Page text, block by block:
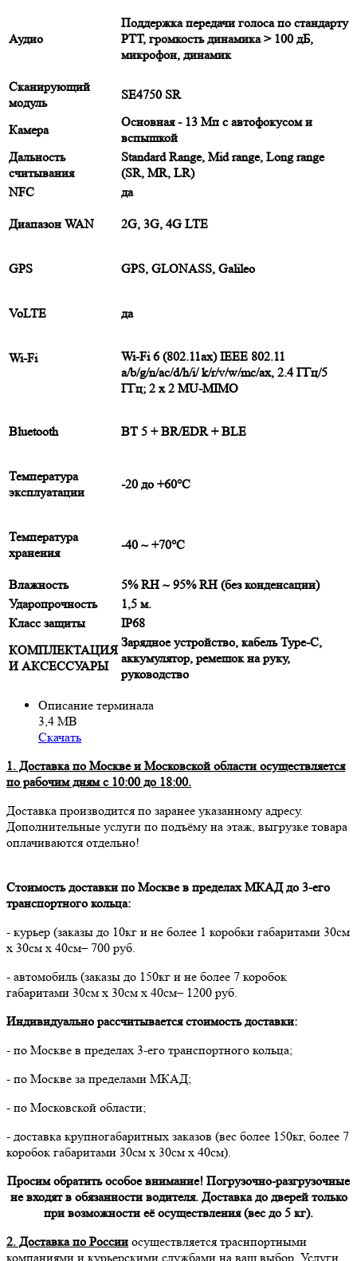
Аудио
Поддержка передачи голоса по стандарту
РТТ, громкость динамика > 100 дБ,
микрофон, динамик
Сканирующий
модуль
SE4750 SR
Камера
Основная - 13 Мп с автофокусом и
вспышкой
Дальность
считывания
Standard Range, Mid range, Long range
(SR, MR, LR)
NFC
да
Диапазон WAN 2G, 3G, 4G LTE
GPS GPS, GLONASS, Galileo
VoLTE да
Wi-Fi
Wi-Fi 6 (802.11ax) IEEE 802.11
a/b/g/n/ac/d/h/i/ k/r/v/w/mc/ax, 2.4 ГГц/5
ГГц; 2 x 2 MU-MIMO
Bluetooth ВТ 5 + BR/EDR + BLE
Температура
эксплуатации
-20 до +60°C
Температура
хранения
-40 ~ +70°C
Влажность
5% RH ~ 95% RH (без конденсации)
Ударопрочность
1,5 м.
Класс защиты
IP68
КОМПЛЕКТАЦИЯ
И АКСЕССУАРЫ
Зарядное устройство, кабель Type-C,
аккумулятор, ремешок на руку,
руководство
Описание терминала
3,4 МВ
Скачать
1. Доставка по Москве и Московской области осуществляется
по рабочим дням с 10:00 до 18:00.
Доставка производится по заранее указанному адресу.
Дополнительные услуги по подъёму на этаж, выгрузке товара
оплачиваются отдельно!
Стоимость доставки по Москве в пределах МКАД до 3-его
транспортного кольца:
- курьер (заказы до 10кг и не более 1 коробки габаритами 30см
х 30см х 40см– 700 руб.
- автомобиль (заказы до 150кг и не более 7 коробок
габаритами 30см х 30см х 40см– 1200 руб.
Индивидуально рассчитывается стоимость доставки:
- по Москве в пределах 3-его транспортного кольца;
- по Москве за пределами МКАД;
- по Московской области;
- доставка крупногабаритных заказов (вес более 150кг, более 7
коробок габаритами 30см х 30см х 40см).
Просим обратить особое внимание! Погрузочно-разгрузочные
не входят в обязанности водителя. Доставка до дверей только
при возможности её осуществления (вес до 5 кг).
2. Доставка по России осуществляется траснпортными
компаниями и курьерскими службами на ваш выбор. Услуги